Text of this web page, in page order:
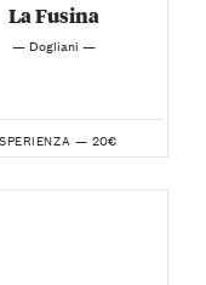
La Fusina
— Dogliani —
— 20€